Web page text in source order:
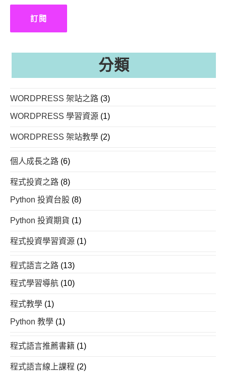
郵
位
訂閱
分類
WORDPRESS 架站之路 (3)
WORDPRESS 學習資源 (1)
WORDPRESS 架站教學 (2)
個人成長之路 (6)
程式投資之路 (8)
Python 投資台股 (8)
Python 投資期貨 (1)
程式投資學習資源 (1)
程式語言之路 (13)
程式學習導航 (10)
程式教學 (1)
Python 教學 (1)
程式語言推薦書籍 (1)
程式語言線上課程 (2)